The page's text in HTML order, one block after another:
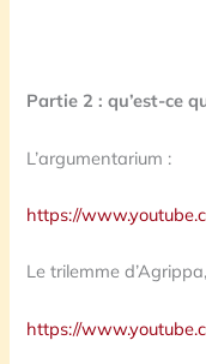
Partie 2 : qu’est-ce
L’argumentarium :
https://
Le trilemme
https://